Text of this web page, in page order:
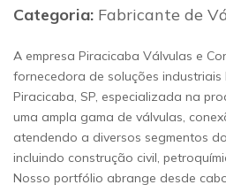
Categoria: Fabricante de
A empresa Piracicaba Válvulas e
fornecedora de soluções
Piracicaba, SP, especializada na
uma ampla gama de válvulas,
atendendo a diversos segmentos
incluindo construção civil,
Nosso portfólio abrange desde